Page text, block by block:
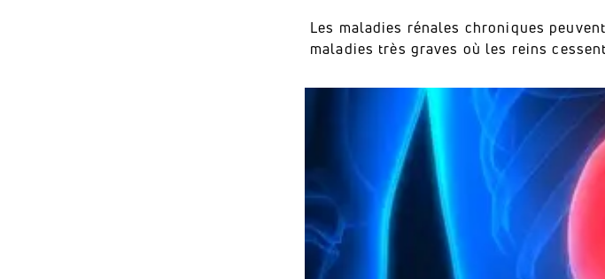
Les maladies rénales chroniques
maladies très graves où les reins